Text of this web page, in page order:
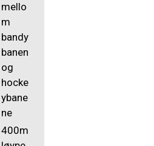
mello
m
bandy
banen
og
hocke
ybane
ne
400m